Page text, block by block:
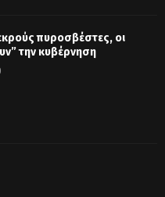
πυροσβέστες, οι
την κυβέρνηση